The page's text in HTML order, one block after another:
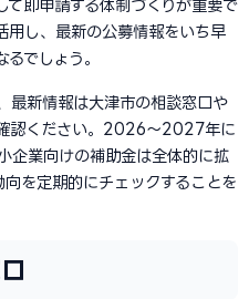
て即申請する体制づくりが重要で
用し、最新の公募情報をいち早
でしょう。
最新情報は大津市の相談窓口や
認ください。2026〜2027年に
企業向けの補助金は全体的に拡
向を定期的にチェックすることを